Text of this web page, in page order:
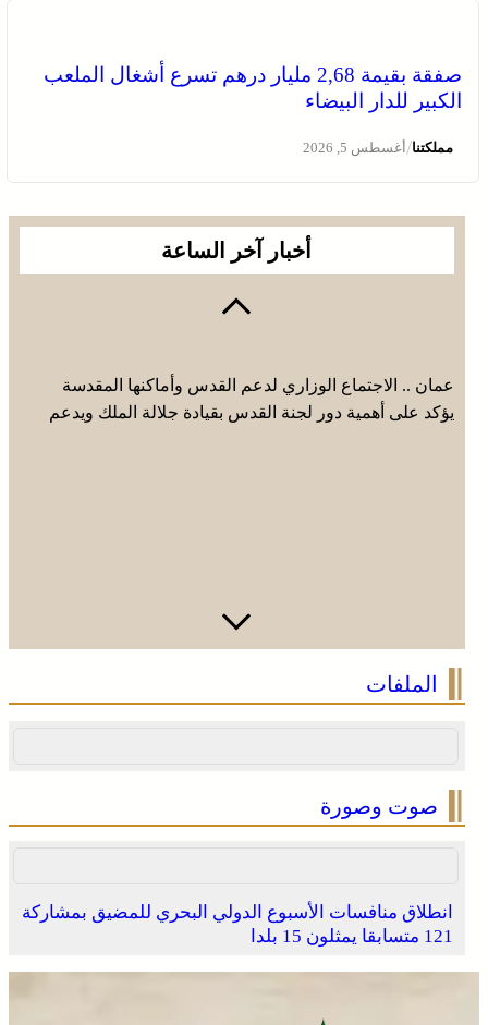
صفقة بقيمة 2,68 مليار درهم تسرع أشغال الملعب
الكبير للدار البيضاء
مملكتنا/أغسطس 5, 2026
أخبار آخر الساعة
عمان .. الاجتماع الوزاري لدعم القدس وأماكنها المقدسة
يؤكد على أهمية دور لجنة القدس بقيادة جلالة الملك ويدعم
الملفات
صوت وصورة
انطلاق منافسات الأسبوع الدولي البحري للمضيق بمشاركة
121 متسابقا يمثلون 15 بلدا